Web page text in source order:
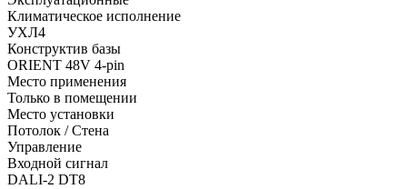
Климатическое исполнение
УХЛ4
Конструктив базы
ORIENT 48V 4-pin
Место применения
Только в помещении
Место установки
Потолок / Cтена
Управление
Входной сигнал
DALI-2 DT8